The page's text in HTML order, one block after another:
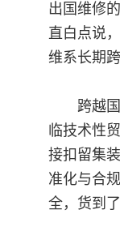
出国维修
直白点说
维系长期
跨越国际
临技术性
接扣留集
准化与合
全，货到